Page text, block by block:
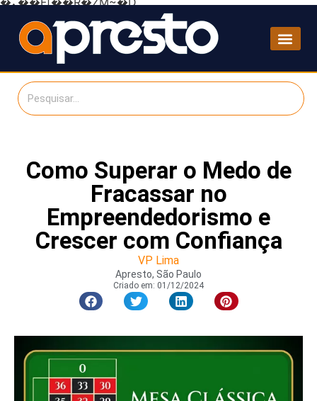
Como Superar o Medo de
Fracassar no
Empreendedorismo e
Crescer com Confiança
VP Lima
Apresto, São Paulo
Criado em: 01/12/2024